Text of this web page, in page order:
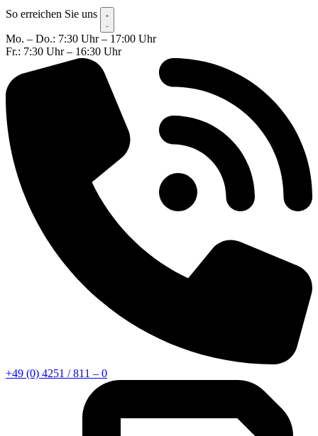
So erreichen Sie uns
Mo. – Do.: 7:30 Uhr – 17:00 Uhr
Fr.: 7:30 Uhr – 16:30 Uhr
+49 (0) 4251 / 811 – 0